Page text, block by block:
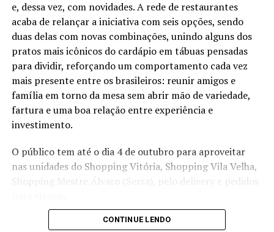
e, dessa vez, com novidades. A rede de restaurantes
acaba de relançar a iniciativa com seis opções, sendo
duas delas com novas combinações, unindo alguns dos
pratos mais icônicos do cardápio em tábuas pensadas
para dividir, reforçando um comportamento cada vez
mais presente entre os brasileiros: reunir amigos e
família em torno da mesa sem abrir mão de variedade,
fartura e uma boa relação entre experiência e
investimento.
O público tem até o dia 4 de outubro para aproveitar
nas unidades do Shopping Vitória, Shopping Vila Velha,
Shopping Mestre Álvaro (Serra), pelo delivery e pedidos
CONTINUE LENDO